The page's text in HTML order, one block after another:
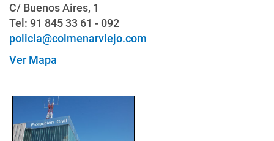
C/ Buenos Aires, 1
Tel: 91 845 33 61 - 092
policia@colmenarviejo.com
Ver Mapa